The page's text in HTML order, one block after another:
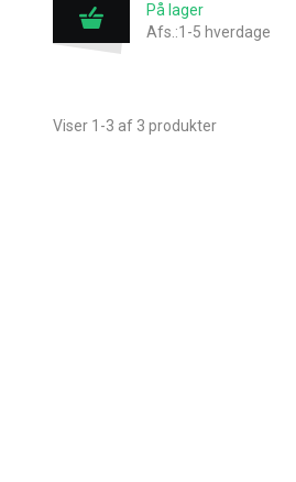
På lager
Afs.:1-5 hverdage
Viser 1-3 af 3 produkter